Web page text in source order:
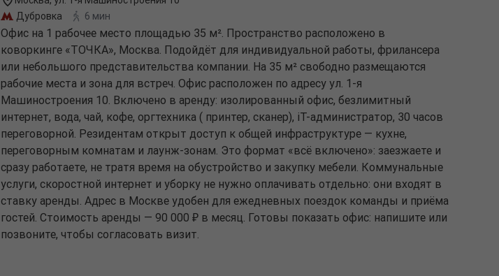
Дубровка
6 мин
Офис на 1 рабочее место площадью 35 м². Пространство расположено в
коворкинге «ТОЧКА», Москва. Подойдёт для индивидуальной работы, фрилансера
или небольшого представительства компании. На 35 м² свободно размещаются
рабочие места и зона для встреч. Офис расположен по адресу ул. 1-я
Машиностроения 10. Включено в аренду: изолированный офис, безлимитный
интернет, вода, чай, кофе, оргтехника ( принтер, сканер), iT-администратор, 30 часов
переговорной. Резидентам открыт доступ к общей инфраструктуре — кухне,
переговорным комнатам и лаунж-зонам. Это формат «всё включено»: заезжаете и
сразу работаете, не тратя время на обустройство и закупку мебели. Коммунальные
услуги, скоростной интернет и уборку не нужно оплачивать отдельно: они входят в
ставку аренды. Адрес в Москве удобен для ежедневных поездок команды и приёма
гостей. Стоимость аренды — 90 000 ₽ в месяц. Готовы показать офис: напишите или
позвоните, чтобы согласовать визит.